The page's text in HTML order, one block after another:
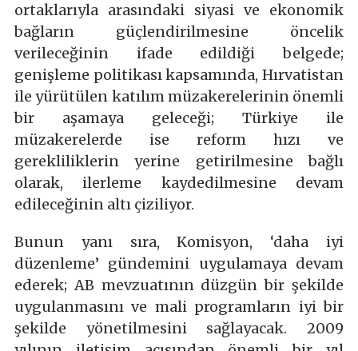
ortaklarıyla arasındaki siyasi ve ekonomik
bağların güçlendirilmesine öncelik
verileceğinin ifade edildiği belgede;
genişleme politikası kapsamında, Hırvatistan
ile yürütülen katılım müzakerelerinin önemli
bir aşamaya geleceği; Türkiye ile
müzakerelerde ise reform hızı ve
gerekliliklerin yerine getirilmesine bağlı
olarak, ilerleme kaydedilmesine devam
edileceğinin altı çiziliyor.
Bunun yanı sıra, Komisyon, ‘daha iyi
düzenleme’ gündemini uygulamaya devam
ederek; AB mevzuatının düzgün bir şekilde
uygulanmasını ve mali programların iyi bir
şekilde yönetilmesini sağlayacak. 2009